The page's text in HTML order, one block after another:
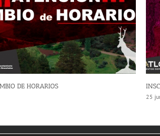
CERRADAS TRAIL BRONCHALES
23